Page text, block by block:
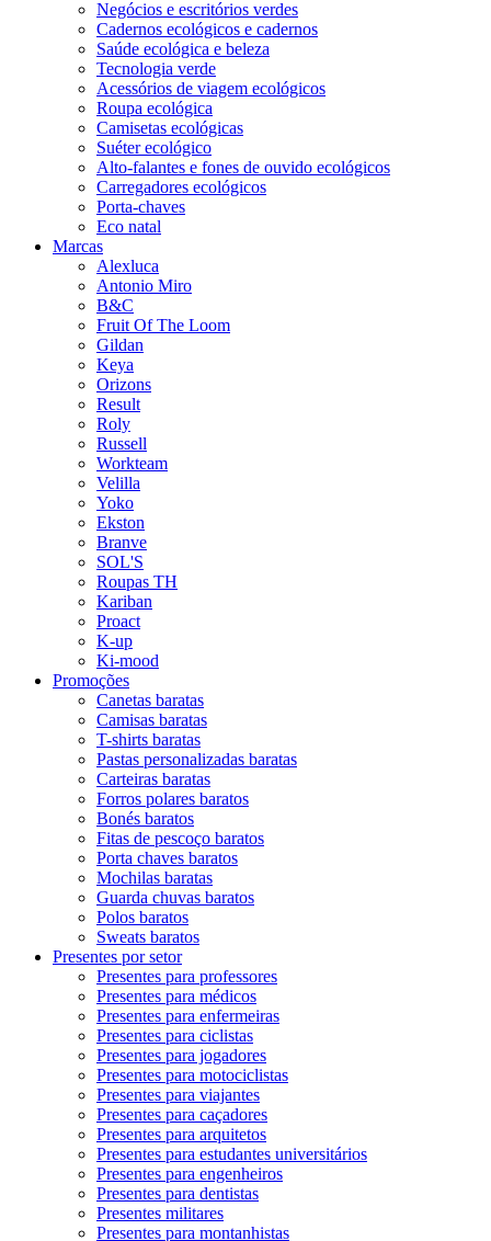
Negócios e escritórios verdes
Cadernos ecológicos e cadernos
Saúde ecológica e beleza
Tecnologia verde
Acessórios de viagem ecológicos
Roupa ecológica
Camisetas ecológicas
Suéter ecológico
Alto-falantes e fones de ouvido ecológicos
Carregadores ecológicos
Porta-chaves
Eco natal
Marcas
Alexluca
Antonio Miro
B&C
Fruit Of The Loom
Gildan
Keya
Orizons
Result
Roly
Russell
Workteam
Velilla
Yoko
Ekston
Branve
SOL'S
Roupas TH
Kariban
Proact
K-up
Ki-mood
Promoções
Canetas baratas
Camisas baratas
T-shirts baratas
Pastas personalizadas baratas
Carteiras baratas
Forros polares baratos
Bonés baratos
Fitas de pescoço baratos
Porta chaves baratos
Mochilas baratas
Guarda chuvas baratos
Polos baratos
Sweats baratos
Presentes por setor
Presentes para professores
Presentes para médicos
Presentes para enfermeiras
Presentes para ciclistas
Presentes para jogadores
Presentes para motociclistas
Presentes para viajantes
Presentes para caçadores
Presentes para arquitetos
Presentes para estudantes universitários
Presentes para engenheiros
Presentes para dentistas
Presentes militares
Presentes para montanhistas